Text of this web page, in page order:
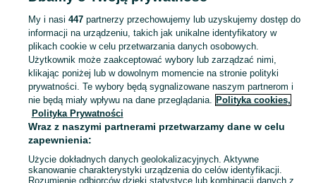
Zobacz Więcej
Skorzystaj z największego serwisu ogłoszeniowego - Krynica Morska i okolice! Kupuj to, czego pragniesz i sprzedawaj to, czego już nie potrzebujesz!
Mapa kategorii
Mapa miejscowości
Mapa ministron
Popularne wyszukiwania
My i nasi 447partnerzy przechowujemy lub uzyskujemy dostęp do
informacji na urządzeniu, takich jak unikalne identyfikatory w
plikach cookie w celu przetwarzania danych osobowych.
Użytkownik może zaakceptować wybory lub zarządzać nimi,
klikając poniżej lub w dowolnym momencie na stronie polityki
prywatności. Te wybory będą sygnalizowane naszym partnerom i
nie będą miały wpływu na dane przeglądania. Polityka cookies,
Polityka Prywatności
Wraz z naszymi partnerami przetwarzamy dane w celu
zapewnienia:
Użycie dokładnych danych geolokalizacyjnych. Aktywne
skanowanie charakterystyki urządzenia do celów identyfikacji.
Rozumienie odbiorców dzięki statystyce lub kombinacji danych z